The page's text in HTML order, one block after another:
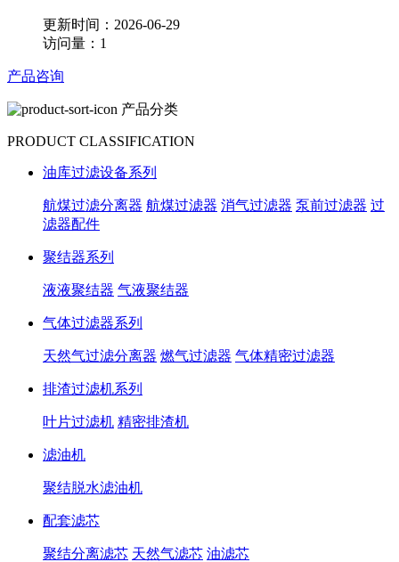
更新时间：2026-06-29
访问量：1
产品咨询
产品分类
PRODUCT CLASSIFICATION
油库过滤设备系列
航煤过滤分离器 航煤过滤器 消气过滤器 泵前过滤器 过
滤器配件
聚结器系列
液液聚结器 气液聚结器
气体过滤器系列
天然气过滤分离器 燃气过滤器 气体精密过滤器
排渣过滤机系列
叶片过滤机 精密排渣机
滤油机
聚结脱水滤油机
配套滤芯
聚结分离滤芯 天然气滤芯 油滤芯